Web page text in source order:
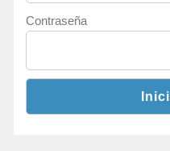
Contraseña